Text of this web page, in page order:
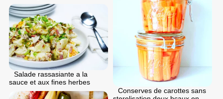
Conserves de carottes sans
Salade rassasiante a la
sauce et aux fines herbes